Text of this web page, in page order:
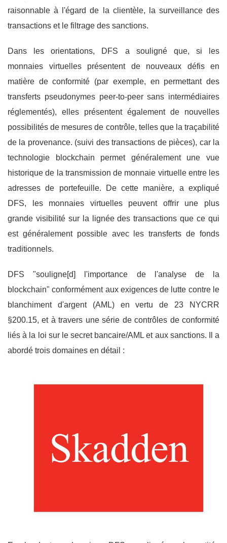
raisonnable à l'égard de la clientèle, la surveillance des
transactions et le filtrage des sanctions.
Dans les orientations, DFS a souligné que, si les
monnaies virtuelles présentent de nouveaux défis en
matière de conformité (par exemple, en permettant des
transferts pseudonymes peer-to-peer sans intermédiaires
réglementés), elles présentent également de nouvelles
possibilités de mesures de contrôle, telles que la traçabilité
de la provenance. (suivi des transactions de pièces), car la
technologie blockchain permet généralement une vue
historique de la transmission de monnaie virtuelle entre les
adresses de portefeuille. De cette manière, a expliqué
DFS, les monnaies virtuelles peuvent offrir une plus
grande visibilité sur la lignée des transactions que ce qui
est généralement possible avec les transferts de fonds
traditionnels.
DFS "souligne[d] l'importance de l'analyse de la
blockchain" conformément aux exigences de lutte contre le
blanchiment d'argent (AML) en vertu de 23 NYCRR
§200.15, et à travers une série de contrôles de conformité
liés à la loi sur le secret bancaire/AML et aux sanctions. Il a
abordé trois domaines en détail :